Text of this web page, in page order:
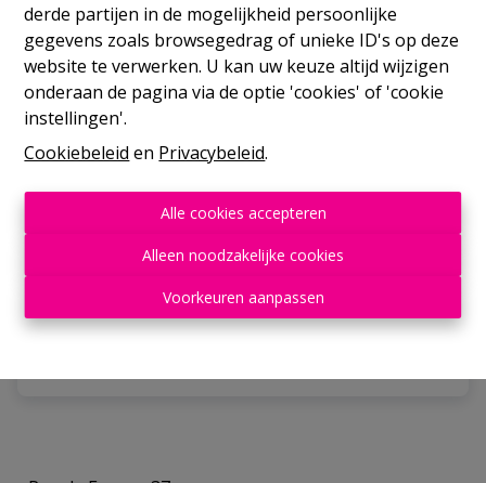
derde partijen in de mogelijkheid persoonlijke
gegevens zoals browsegedrag of unieke ID's op deze
website te verwerken. U kan uw keuze altijd wijzigen
onderaan de pagina via de optie 'cookies' of 'cookie
instellingen'.
Cookiebeleid en Privacybeleid.
Alle cookies accepteren
Alleen noodzakelijke cookies
Voorkeuren aanpassen
Opslagruimte
6001 Marcinelle | Ref: 1979
€ 1.250 /maand